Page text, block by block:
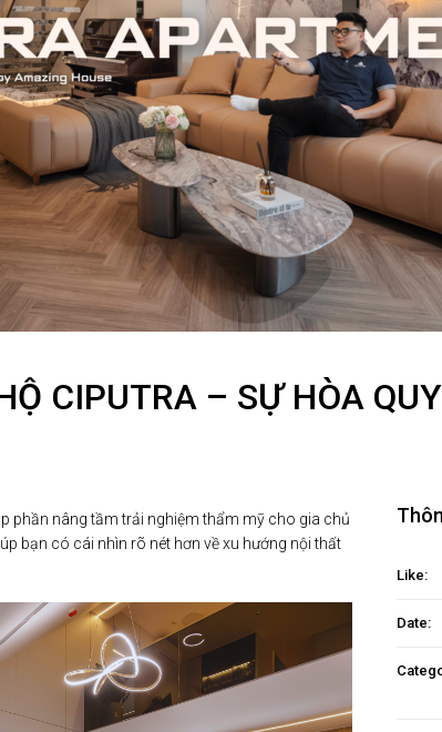
CIPUTRA – SỰ HÒA
phần nâng tầm trải nghiệm thẩm mỹ cho gia chủ
bạn có cái nhìn rõ nét hơn về xu hướng nội thất
Like:
Date: